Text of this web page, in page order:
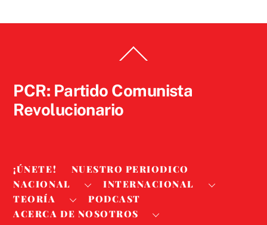
To
PCR: Partido Comunista
Revolucionario
¡ÚNETE!
NUESTRO PERIODICO
NACIONAL
INTERNACIONAL
TEORÍA
PODCAST
ACERCA DE NOSOTROS